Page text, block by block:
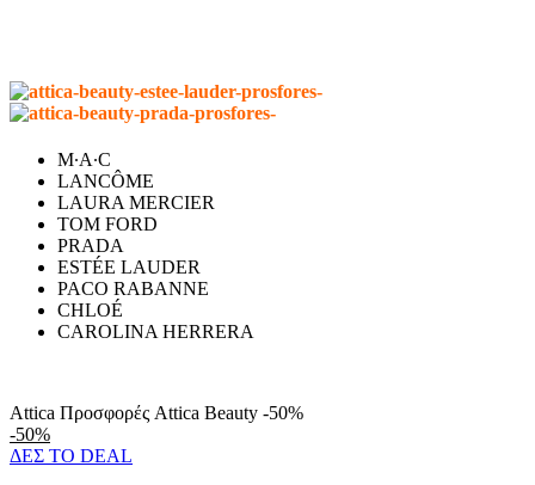
M∙A∙C
LANCÔME
LAURA MERCIER
TOM FORD
PRADA
ESTÉE LAUDER
PACO RABANNE
CHLOÉ
CAROLINA HERRERA
Attica Προσφορές Attica Beauty -50%
-50%
ΔΕΣ ΤΟ DEAL